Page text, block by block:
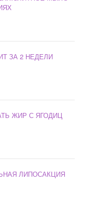
ЗА 2 НЕДЕЛИ
ЖИР С ЯГОДИЦ
ЛИПОСАКЦИЯ